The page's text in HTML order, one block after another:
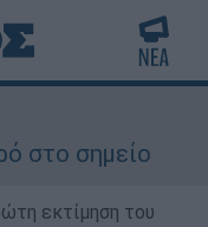
εκτίμηση του